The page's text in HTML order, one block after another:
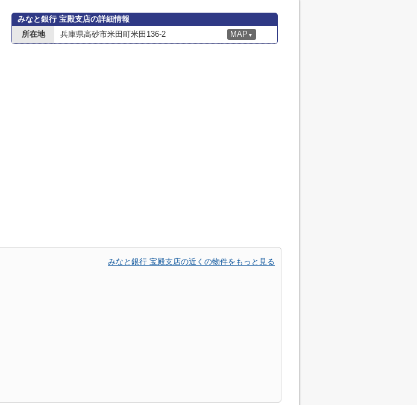
みなと銀行 宝殿支店の詳細情報
所在地
兵庫県高砂市米田町米田136-2 MAP ▼
みなと銀行 宝殿支店の近くの物件をもっと見る